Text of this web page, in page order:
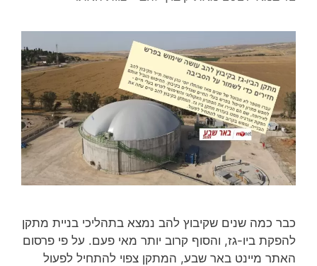
כבר כמה שנים שקיבוץ להב נמצא בתהליכי בניית מתקן
להפקת ביו-גז, והסוף קרוב יותר מאי פעם. על פי פרסום
האתר מיינט באר שבע, המתקן צפוי להתחיל לפעול